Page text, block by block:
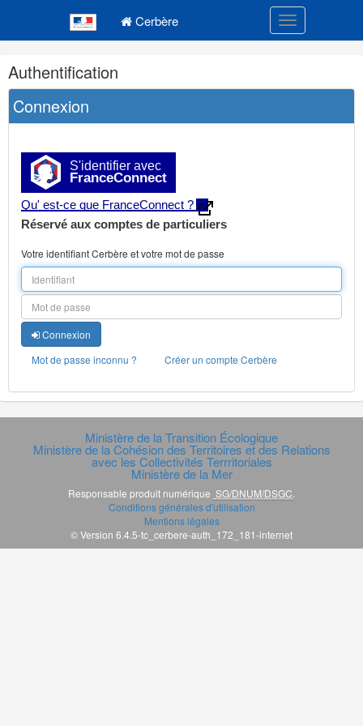
Cerbère Toggle
Navigation
et
outils
annexes
Authentification
Connexion
S'identifier avec
FranceConnect
Qu' est-ce que FranceConnect ?
Réservé aux comptes de particuliers
Votre identifiant Cerbère et votre mot de passe
Connexion
Mot de passe inconnu ?
Créer un compte Cerbère
Ministère de la Transition Écologique
Ministère de la Cohésion des Territoires et des Relations
avec les Collectivités Terrritoriales
Ministère de la Mer
Responsable produit numérique SG/DNUM/DSGC.
Conditions générales d'utilisation
Mentions légales
© Version 6.4.5-tc_cerbere-auth_172_181-internet